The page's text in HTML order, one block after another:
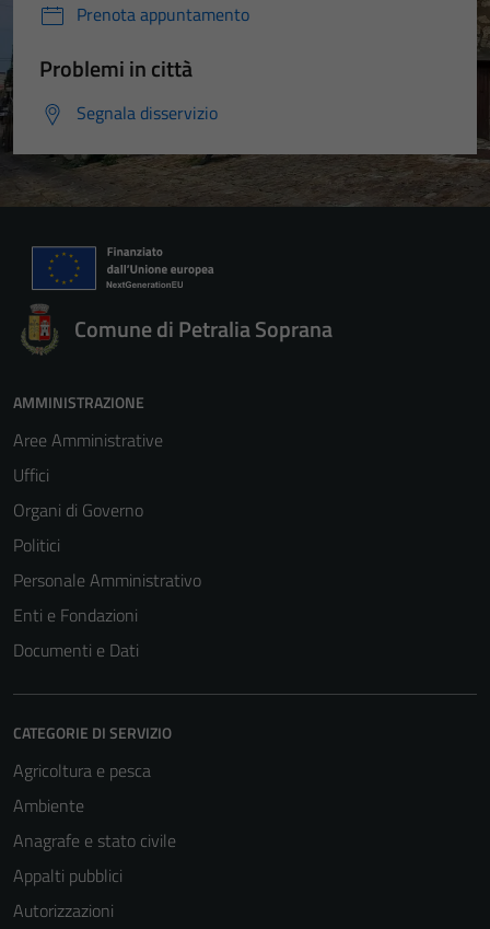
Prenota appuntamento
Problemi in città
Segnala disservizio
Comune di Petralia Soprana
AMMINISTRAZIONE
Aree Amministrative
Uffici
Organi di Governo
Politici
Personale Amministrativo
Enti e Fondazioni
Documenti e Dati
CATEGORIE DI SERVIZIO
Agricoltura e pesca
Ambiente
Anagrafe e stato civile
Appalti pubblici
Autorizzazioni